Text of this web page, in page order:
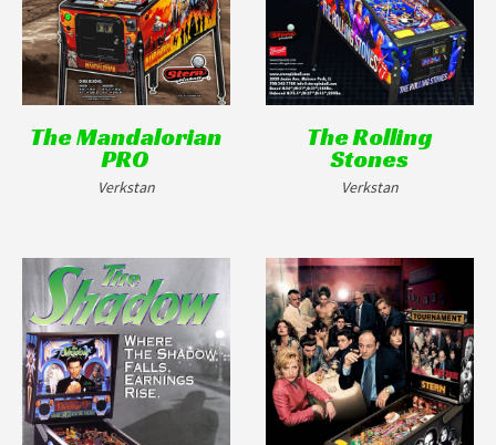
The Mandalorian
PRO
Verkstan
The Rolling
Stones
Verkstan